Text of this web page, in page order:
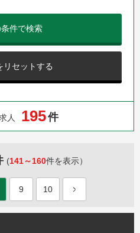
リセットする
条件で検索
人 195件
(141～160件を表示）
9 10